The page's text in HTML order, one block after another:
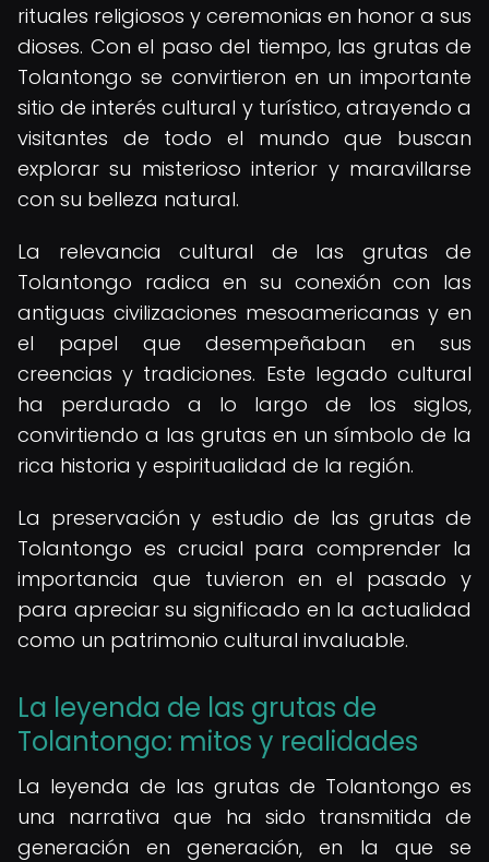
rituales religiosos y ceremonias en honor a sus
dioses. Con el paso del tiempo, las grutas de
Tolantongo se convirtieron en un importante
sitio de interés cultural y turístico, atrayendo a
visitantes de todo el mundo que buscan
explorar su misterioso interior y maravillarse
con su belleza natural.
La relevancia cultural de las grutas de
Tolantongo radica en su conexión con las
antiguas civilizaciones mesoamericanas y en
el papel que desempeñaban en sus
creencias y tradiciones. Este legado cultural
ha perdurado a lo largo de los siglos,
convirtiendo a las grutas en un símbolo de la
rica historia y espiritualidad de la región.
La preservación y estudio de las grutas de
Tolantongo es crucial para comprender la
importancia que tuvieron en el pasado y
para apreciar su significado en la actualidad
como un patrimonio cultural invaluable.
La leyenda de las grutas de
Tolantongo: mitos y realidades
La leyenda de las grutas de Tolantongo es
una narrativa que ha sido transmitida de
generación en generación, en la que se